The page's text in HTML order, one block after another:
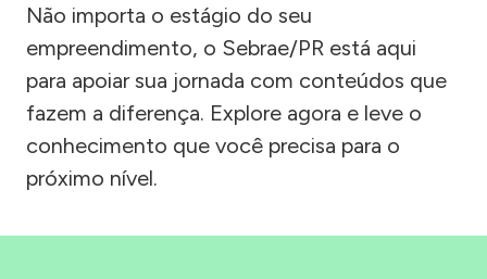
Não importa o estágio do seu
empreendimento, o Sebrae/PR está aqui
para apoiar sua jornada com conteúdos que
fazem a diferença. Explore agora e leve o
conhecimento que você precisa para o
próximo nível.